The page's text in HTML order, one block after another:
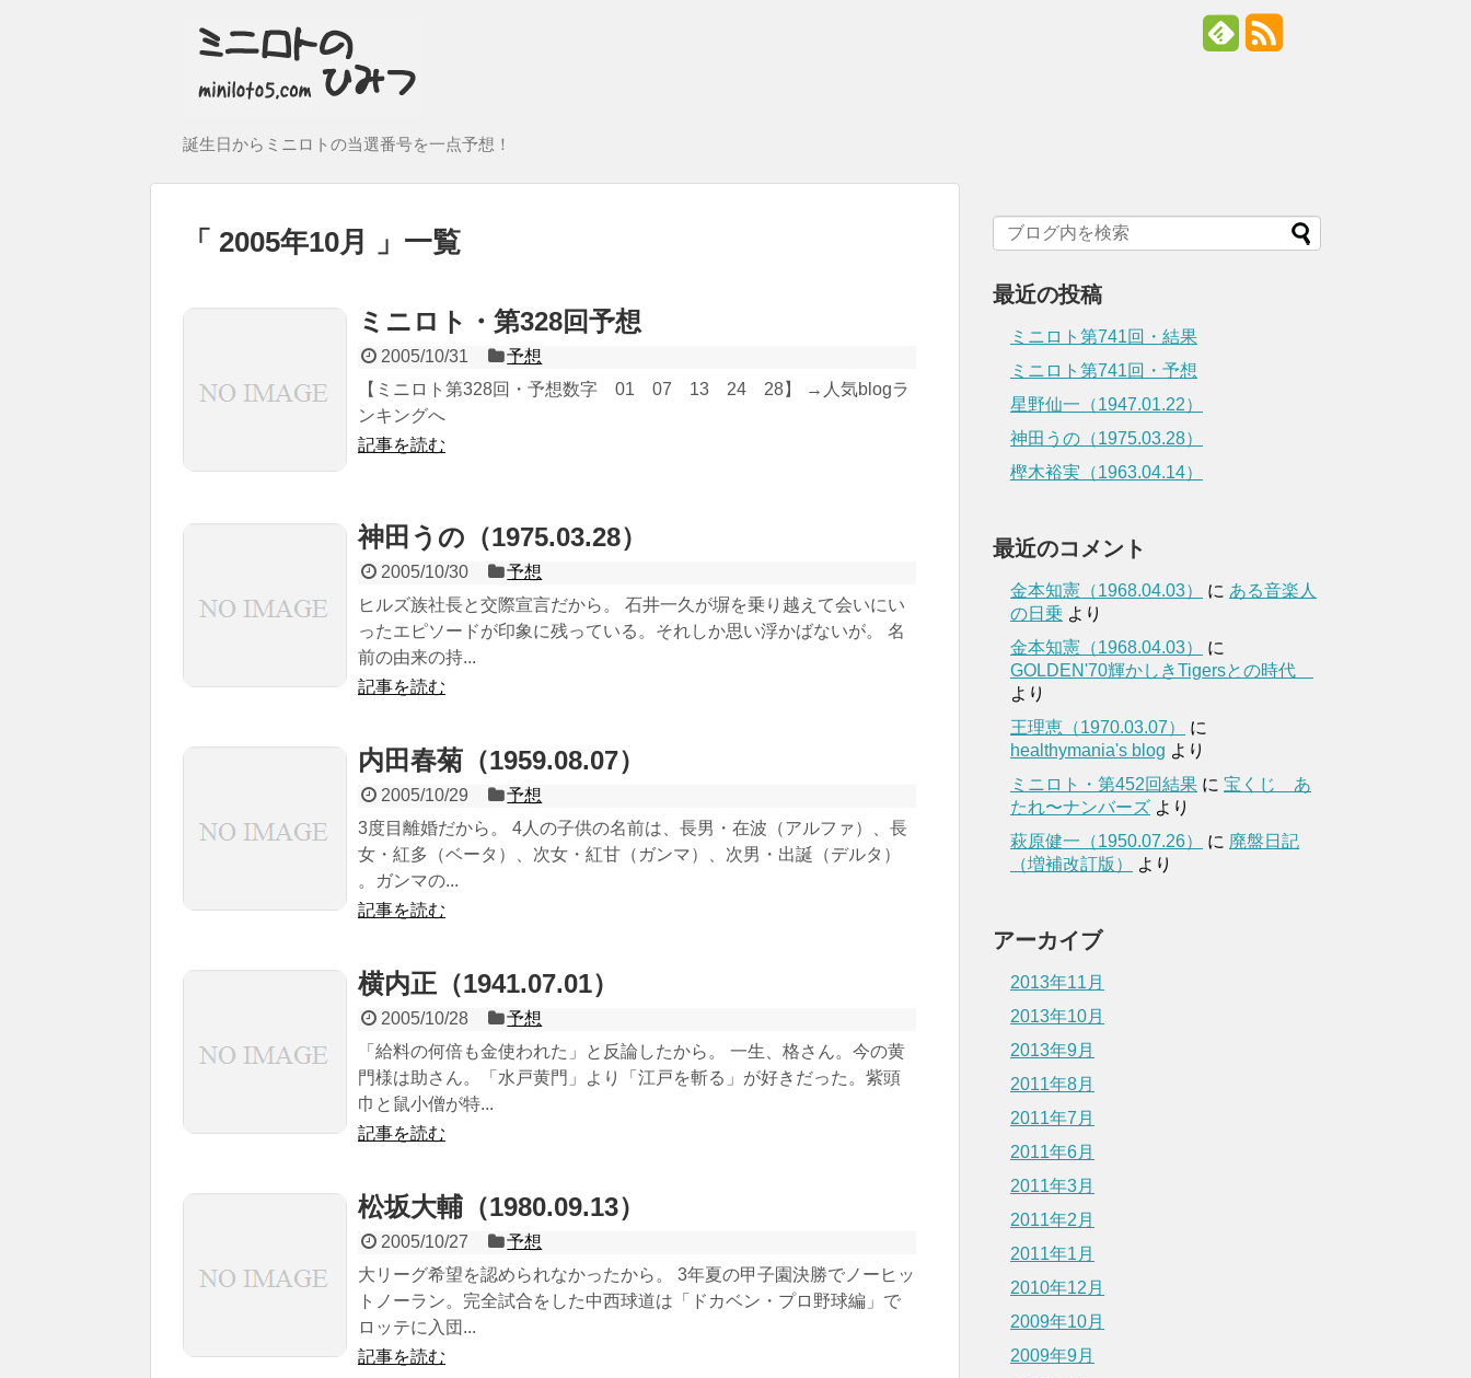
誕生日からミニロトの当選番号を一点予想！
2005年10月 一覧
ミニロト・第328回予想
2005/10/31
予想
【ミニロト第328回・予想数字 01 07 13 24 28】 →人気blogラ
ンキングへ
記事を読む
神田うの（1975.03.28）
2005/10/30
予想
ヒルズ族社長と交際宣言だから。 石井一久が塀を乗り越えて会いにい
ったエピソードが印象に残っている。それしか思い浮かばないが。 名
前の由来の持...
記事を読む
内田春菊（1959.08.07）
2005/10/29
予想
3度目離婚だから。 4人の子供の名前は、長男・在波（アルファ）、長
女・紅多（ベータ）、次女・紅甘（ガンマ）、次男・出誕（デルタ）
。ガンマの...
記事を読む
横内正（1941.07.01）
2005/10/28
予想
「給料の何倍も金使われた」と反論したから。 一生、格さん。今の黄
門様は助さん。「水戸黄門」より「江戸を斬る」が好きだった。紫頭
巾と鼠小僧が特...
記事を読む
松坂大輔（1980.09.13）
2005/10/27
予想
大リーグ希望を認められなかったから。 3年夏の甲子園決勝でノーヒッ
トノーラン。完全試合をした中西球道は「ドカベン・プロ野球編」で
ロッテに入団...
記事を読む
最近の投稿
ミニロト第741回・結果
ミニロト第741回・予想
星野仙一（1947.01.22）
神田うの（1975.03.28）
樫木裕実（1963.04.14）
最近のコメント
金本知憲（1968.04.03） に ある音楽人
の日乗 より
金本知憲（1968.04.03）
に
GOLDEN'70輝かしきTigersとの時代
より
王理恵（1970.03.07）
に
healthymania's blog より
ミニロト・第452回結果 に 宝くじ あ
たれ〜ナンバーズ より
萩原健一（1950.07.26）
に 廃盤日記
（増補改訂版）
より
アーカイブ
2013年11月
2013年10月
2013年9月
2011年8月
2011年7月
2011年6月
2011年3月
2011年2月
2011年1月
2010年12月
2009年10月
2009年9月